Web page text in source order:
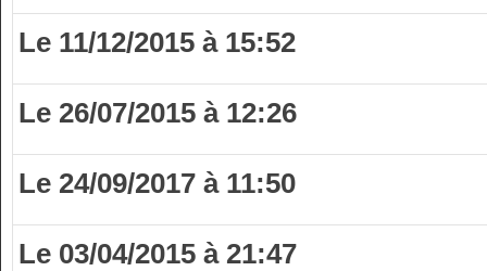
Le 11/12/2015 à 15:52
Le 26/07/2015 à 12:26
Le 24/09/2017 à 11:50
Le 03/04/2015 à 21:47